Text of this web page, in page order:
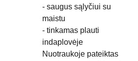
- saugus sąlyčiui su
maistu
- tinkamas plauti
indaplovėje
Nuotraukoje pateiktas